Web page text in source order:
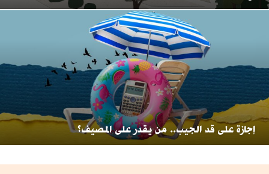
إجازة على قد الجيب.. من يقدر على المصيف؟